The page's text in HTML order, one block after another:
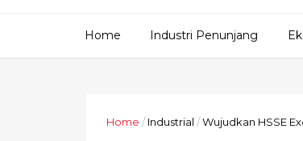
Home Industri Penunjang
Home / Industrial /Wujudkan HSSE